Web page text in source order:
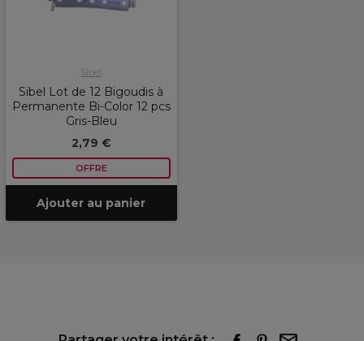
Sibel
Sibel Lot de 12 Bigoudis à
Permanente Bi-Color 12 pcs
Gris-Bleu
2,79 €
OFFRE
Ajouter au panier